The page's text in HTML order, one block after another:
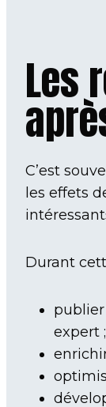
Les
C’est
les effets
Durant
expert ;